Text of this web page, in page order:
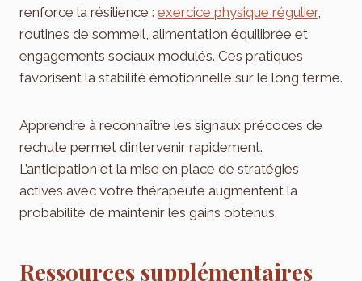
renforce la résilience : exercice physique régulier,
routines de sommeil, alimentation équilibrée et
engagements sociaux modulés. Ces pratiques
favorisent la stabilité émotionnelle sur le long terme.
Apprendre à reconnaître les signaux précoces de
rechute permet d’intervenir rapidement.
L’anticipation et la mise en place de stratégies
actives avec votre thérapeute augmentent la
probabilité de maintenir les gains obtenus.
Ressources supplémentaires